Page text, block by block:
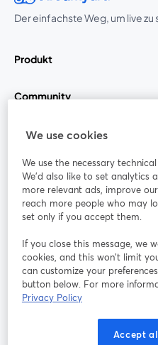
Der einfachste Weg, um live
Produkt
Community
StreamYard für
Mitmachen
Webinar
Nutzungsbedingungen
wird in
Datenschutzrichtlinie
We use cookies
We use the necessary
We'd also like to set analytics
more relevant ads, improve
reach more people who may
set only if you accept them.
If you close this message, we
cookies, and this won’t limit
can customize your
button below. For more
Privacy Policy
Accept